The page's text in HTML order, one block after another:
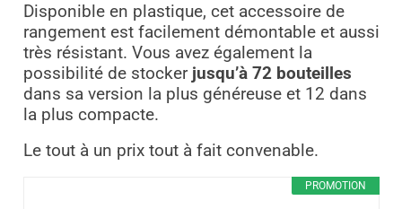
Disponible en plastique, cet accessoire de
rangement est facilement démontable et aussi
très résistant. Vous avez également la
possibilité de stocker jusqu’à 72 bouteilles
dans sa version la plus généreuse et 12 dans
la plus compacte.
Le tout à un prix tout à fait convenable.
PROMOTION